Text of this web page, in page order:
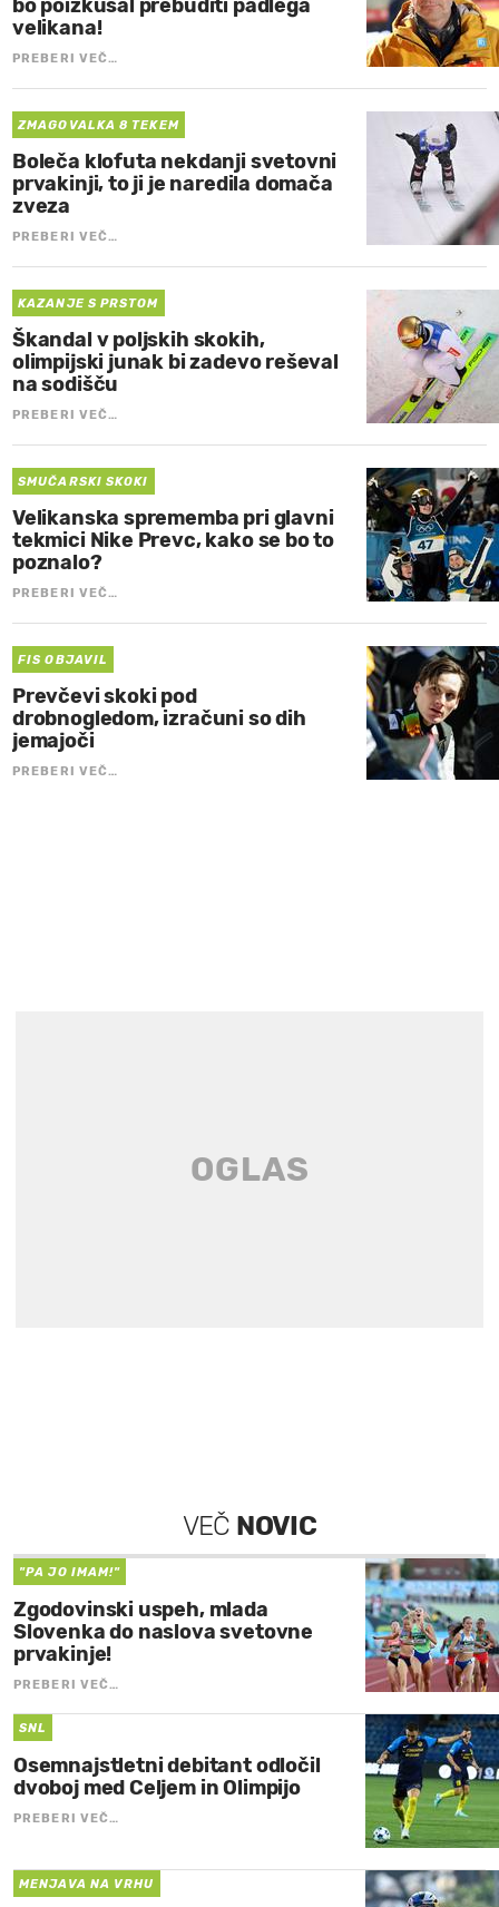
bo poizkušal prebuditi padlega
velikana!
PREBERI VEČ…
ZMAGOVALKA 8 TEKEM
Boleča klofuta nekdanji svetovni
prvakinji, to ji je naredila domača
zveza
PREBERI VEČ…
KAZANJE S PRSTOM
Škandal v poljskih skokih,
olimpijski junak bi zadevo reševal
na sodišču
PREBERI VEČ…
SMUČARSKI SKOKI
Velikanska sprememba pri glavni
tekmici Nike Prevc, kako se bo to
poznalo?
PREBERI VEČ…
FIS OBJAVIL
Prevčevi skoki pod
drobnogledom, izračuni so dih
jemajoči
PREBERI VEČ…
VEČ NOVIC
"PA JO IMAM!"
Zgodovinski uspeh, mlada
Slovenka do naslova svetovne
prvakinje!
PREBERI VEČ…
SNL
Osemnajstletni debitant odločil
dvoboj med Celjem in Olimpijo
PREBERI VEČ…
MENJAVA NA VRHU